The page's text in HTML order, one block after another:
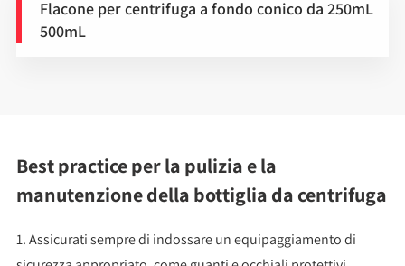
Flacone per centrifuga a fondo conico da 250mL
500mL
Best practice per la pulizia e la
manutenzione della bottiglia da centrifuga
1. Assicurati sempre di indossare un equipaggiamento di